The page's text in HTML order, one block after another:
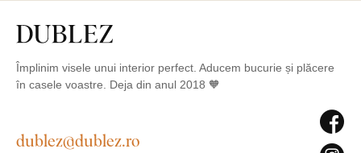
Împlinim visele unui interior perfect. Aducem bucurie și plăcere
în casele voastre. Deja din anul 2018 🧡
dublez@dublez.ro